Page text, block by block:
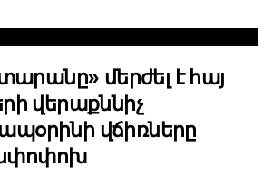
մերժել է հայ
վերաքննիչ
ապօրինի վճիռները